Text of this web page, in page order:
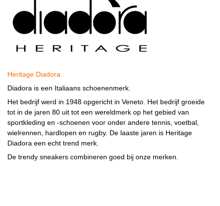
Heritage Diadora
Diadora is een Italiaans schoenenmerk.
Het bedrijf werd in 1948 opgericht in Veneto. Het bedrijf groeide
tot in de jaren 80 uit tot een wereldmerk op het gebied van
sportkleding en -schoenen voor onder andere tennis voetbal
wielrennen
hardlopen en rugby. De laaste jaren is Heritage
Diadora een echt trend merk.
De trendy sneakers combineren goed bij onze merken.